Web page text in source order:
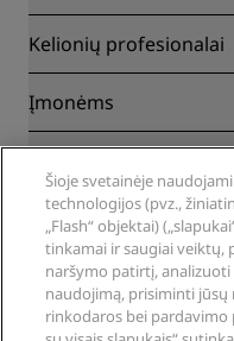
Radisson Rewards
Blog
Kelionių tikslai
Nauji ir būsimi viešbučiai
Mobilioji programa
Patvirtinti sporto
Šeimoms pritaikyti
Sveikata ir sauga
Kelionių profesionalai
Partneriai
Įmonėms
„Radisson Hotel Group“
Žiniasklaida
Karjera „RHG“
Karjera „PPHE“
Karjera „EHL“
The Club by RHG
Verslo plėtra
Privatumo centras
Teisinis pranešimas
„Radisson Rewards“
Svetainės naudojimo
Skaitmeninė prieiga
Pagalba
Įspėjimai vartotojams
Kontaktinė informacija
DUK
Socialinis tinklas
Šioje svetainėje
technologijos (pvz.,
„Flash“ objektai)
tinkamai ir saugiai veiktų,
naršymo patirtį,
naudojimą, prisiminti
rinkodaros bei pardavimo